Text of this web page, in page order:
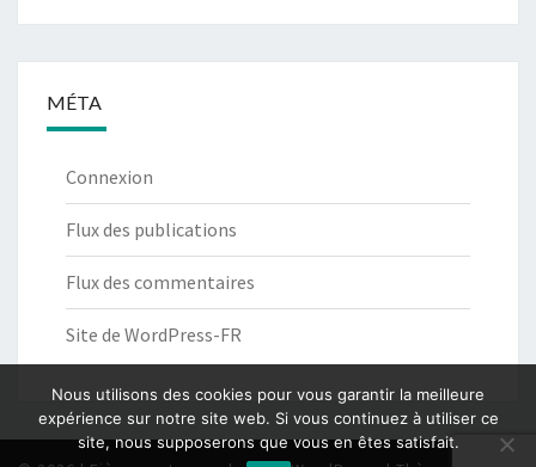
MÉTA
Connexion
Flux des publications
Flux des commentaires
Site de WordPress-FR
Nous utilisons des cookies pour vous garantir la meilleure
expérience sur notre site web. Si vous continuez à utiliser ce
site, nous supposerons que vous en êtes satisfait.